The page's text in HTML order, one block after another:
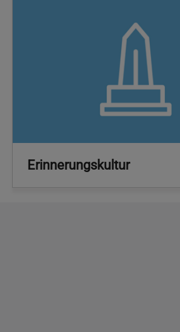
Erinnerungskultur